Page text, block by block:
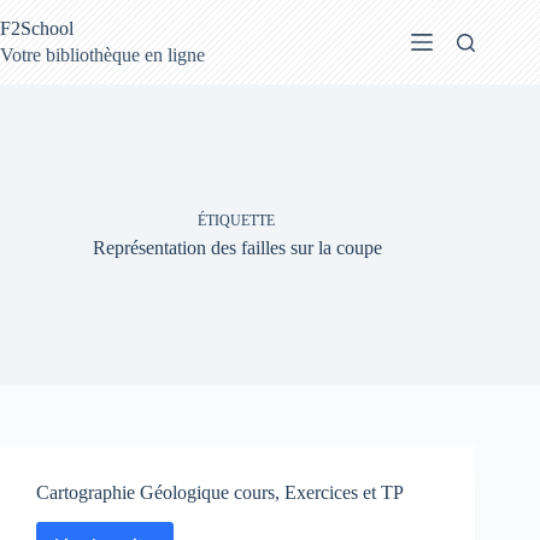
au
contenu
F2School
Votre bibliothèque en ligne
ÉTIQUETTE
Représentation des failles sur la coupe
Cartographie Géologique cours, Exercices et TP